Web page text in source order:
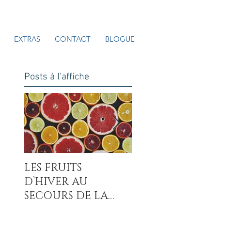
EXTRAS CONTACT BLOGUE
Posts à l'affiche
LES FRUITS
D’HIVER AU
SECOURS DE LA